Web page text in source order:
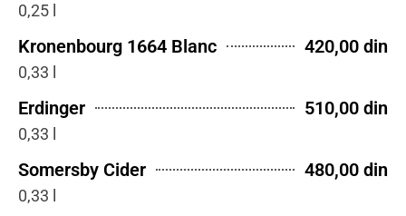
0,25 l
Kronenbourg 1664 Blanc 420,00 din
0,33 l
Erdinger 510,00 din
0,33 l
Somersby Cider 480,00 din
0,33 l